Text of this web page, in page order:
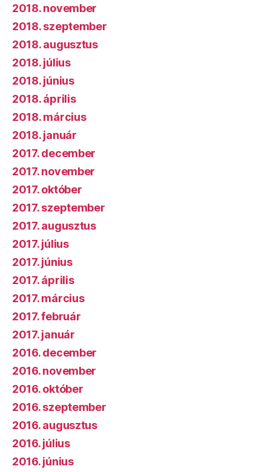
2018. november
2018. szeptember
2018. augusztus
2018. július
2018. június
2018. április
2018. március
2018. január
2017. december
2017. november
2017. október
2017. szeptember
2017. augusztus
2017. július
2017. június
2017. április
2017. március
2017. február
2017. január
2016. december
2016. november
2016. október
2016. szeptember
2016. augusztus
2016. július
2016. június